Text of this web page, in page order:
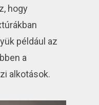
hogy
például az
a
alkotások.